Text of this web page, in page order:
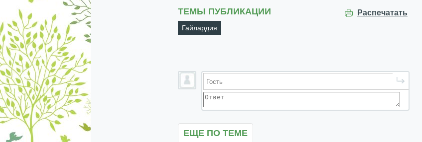
Распечатать
ТЕМЫ ПУБЛИКАЦИИ
Гайлардия
ЕЩЕ ПО ТЕМЕ